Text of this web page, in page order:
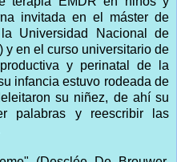
invitada en el máster de
Universidad Nacional de
y en el curso universitario de
y perinatal de la
infancia estuvo rodeada de
su niñez, de ahí su
palabras y reescribir las